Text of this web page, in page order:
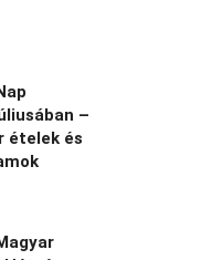
–
ételek és